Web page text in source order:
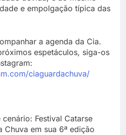
e empolgação típica das
a agenda da Cia.
espetáculos, siga-os
ciaguardachuva/
Festival Catarse
Chuva em sua 6ª edição